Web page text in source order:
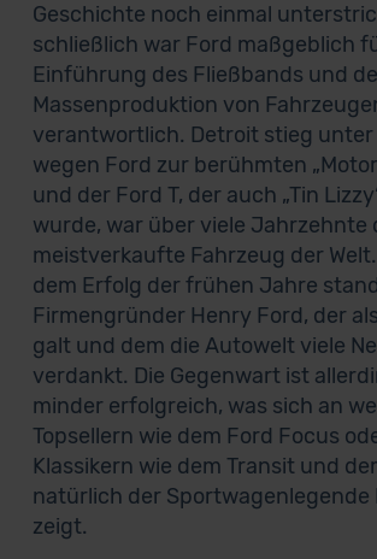
Geschichte noch einmal
schließlich war Ford maßgeblich
Einführung des Fließbands und
Massenproduktion von
verantwortlich. Detroit stieg unter
wegen Ford zur berühmten
und der Ford T, der auch „Tin
wurde, war über viele Jahrzehnte
meistverkaufte Fahrzeug der
dem Erfolg der frühen Jahre stand
Firmengründer Henry Ford, der
galt und dem die Autowelt viele
verdankt. Die Gegenwart ist
minder erfolgreich, was sich an
Topsellern wie dem Ford Focus
Klassikern wie dem Transit und
natürlich der Sportwagenlegende
zeigt.